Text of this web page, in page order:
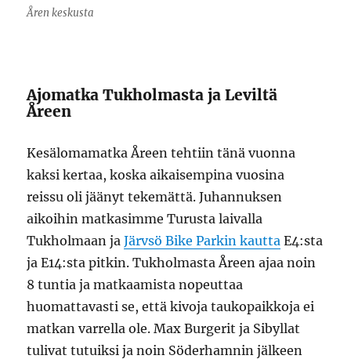
Åren keskusta
Ajomatka Tukholmasta ja Leviltä
Åreen
Kesälomamatka Åreen tehtiin tänä vuonna
kaksi kertaa, koska aikaisempina vuosina
reissu oli jäänyt tekemättä. Juhannuksen
aikoihin matkasimme Turusta laivalla
Tukholmaan jaJärvsö Bike Parkin kautta E4:sta
ja E14:sta pitkin. Tukholmasta Åreen ajaa noin
8 tuntia ja matkaamista nopeuttaa
huomattavasti se, että kivoja taukopaikkoja ei
matkan varrella ole. Max Burgerit ja Sibyllat
tulivat tutuiksi ja noin Söderhamnin jälkeen